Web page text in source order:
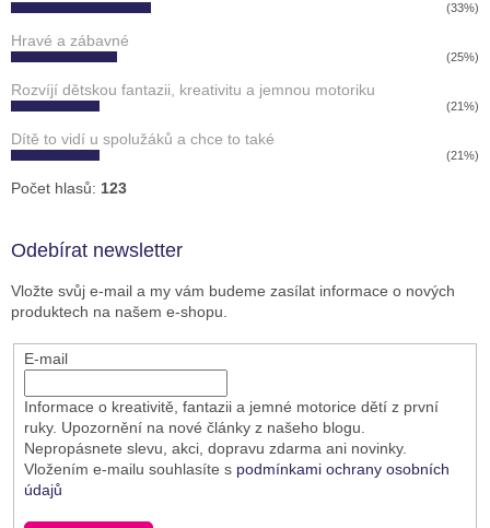
(33%)
Hravé a zábavné
(25%)
Rozvíjí dětskou fantazii, kreativitu a jemnou motoriku
(21%)
Dítě to vidí u spolužáků a chce to také
(21%)
Počet hlasů: 123
Odebírat newsletter
Vložte svůj e-mail a my vám budeme zasílat informace o nových
produktech na našem e-shopu.
E-mail
Informace o kreativitě, fantazii a jemné motorice dětí z první
ruky. Upozornění na nové články z našeho blogu.
Nepropásnete slevu, akci, dopravu zdarma ani novinky.
Vložením e-mailu souhlasíte s podmínkami ochrany osobních
údajů